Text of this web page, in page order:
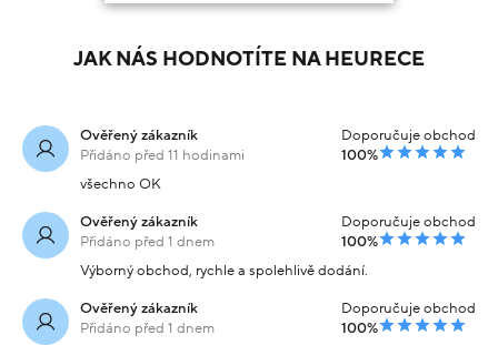
JAK NÁS HODNOTÍTE NA HEURECE
Ověřený zákazník
Přidáno před 11 hodinami
Doporučuje obchod
100%
všechno OK
Ověřený zákazník
Přidáno před 1 dnem
Doporučuje obchod
100%
Výborný obchod, rychle a spolehlivě dodání.
Ověřený zákazník
Přidáno před 1 dnem
Doporučuje obchod
100%